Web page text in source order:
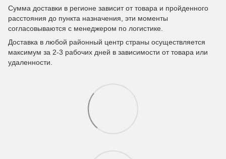
Сумма доставки в регионе зависит от товара и пройденного
расстояния до пункта назначения, эти моменты
согласовываются с менеджером по логистике.
Доставка в любой районный центр страны осуществляется
максимум за 2-3 рабочих дней в зависимости от товара или
удаленности.